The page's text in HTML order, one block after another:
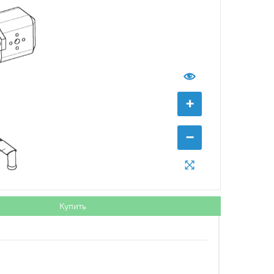
+
−
Купить
10К